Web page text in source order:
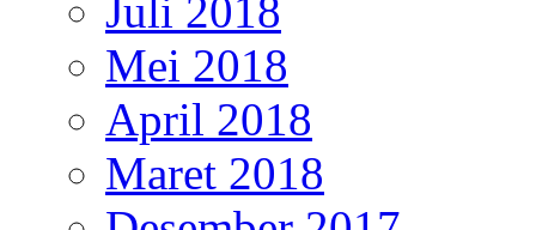
Juli 2018
Mei 2018
April 2018
Maret 2018